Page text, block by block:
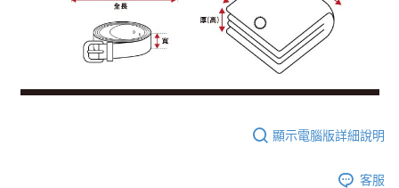
顯示電腦版詳細說明
客服